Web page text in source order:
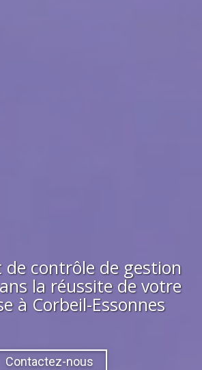
de contrôle de gestion
la réussite de votre
à Corbeil-Essonnes
Contactez-nous